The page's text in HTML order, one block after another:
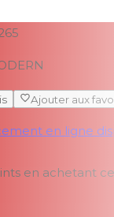
Ajouter aux
en ligne
en achetant